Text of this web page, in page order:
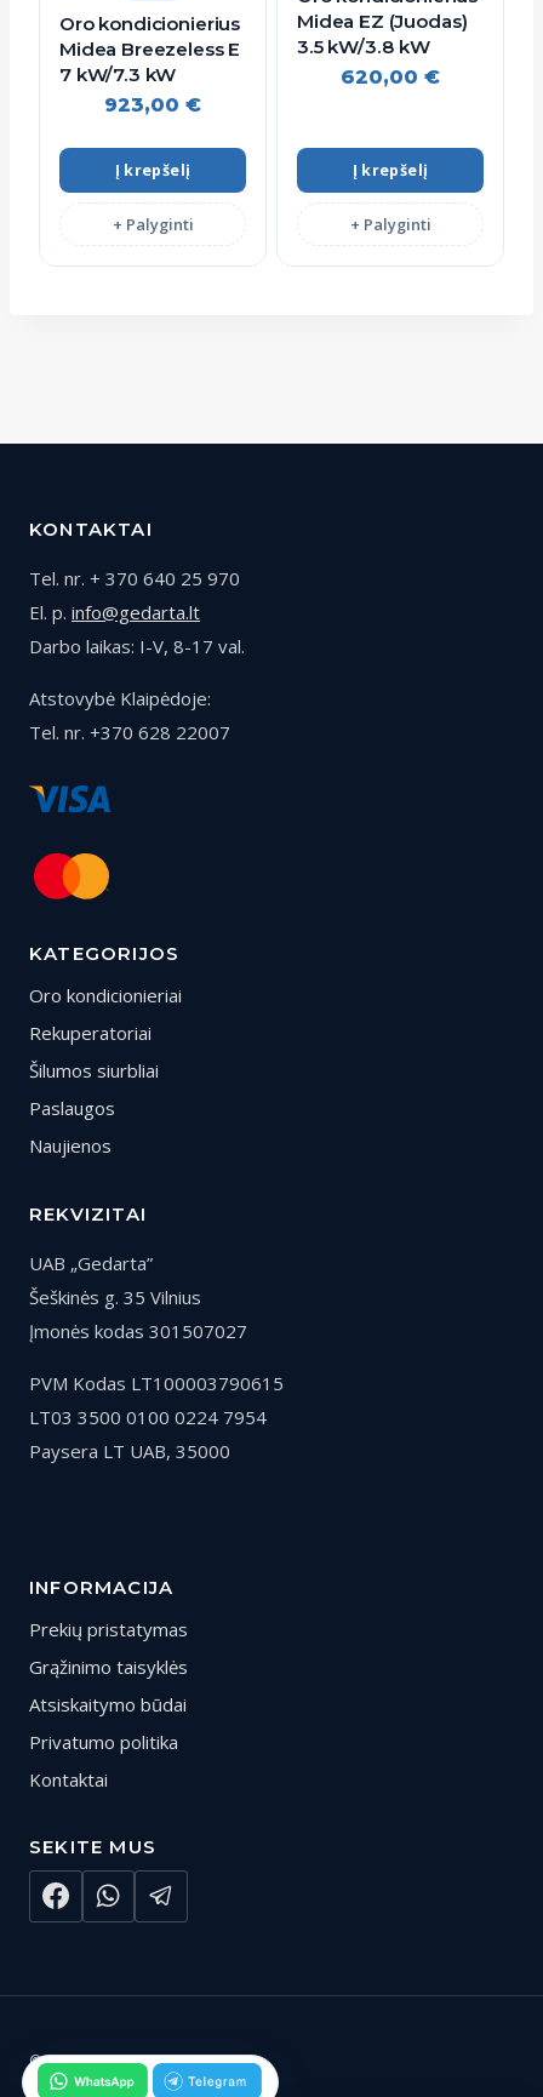
Oro kondicionierius
Midea Breezeless E
7 kW/7.3 kW
923,00 €
Į krepšelį
+ Palyginti
Midea EZ (Juodas)
3.5 kW/3.8 kW
620,00 €
Į krepšelį
+ Palyginti
KONTAKTAI
Tel. nr. + 370 640 25 970
El. p. info@gedarta.lt
Darbo laikas: I-V, 8-17 val.
Atstovybė Klaipėdoje:
Tel. nr. +370 628 22007
KATEGORIJOS
Oro kondicionieriai
Rekuperatoriai
Šilumos siurbliai
Paslaugos
Naujienos
REKVIZITAI
UAB „Gedarta”
Šeškinės g. 35 Vilnius
Įmonės kodas 301507027
PVM Kodas LT100003790615
LT03 3500 0100 0224 7954
Paysera LT UAB, 35000
INFORMACIJA
Prekių pristatymas
Grąžinimo taisyklės
Atsiskaitymo būdai
Privatumo politika
Kontaktai
SEKITE MUS
© 2026 Gedarta.lt